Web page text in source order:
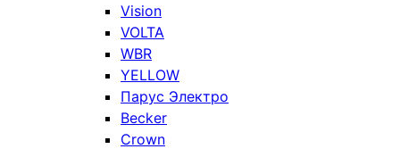
Vision
VOLTA
WBR
YELLOW
Парус Электро
Becker
Crown